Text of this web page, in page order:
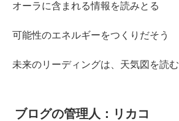
オーラに含まれる情報を読みとる
可能性のエネルギーをつくりだそう
未来のリーディングは、天気図を読
ブログの管理人：リカコ